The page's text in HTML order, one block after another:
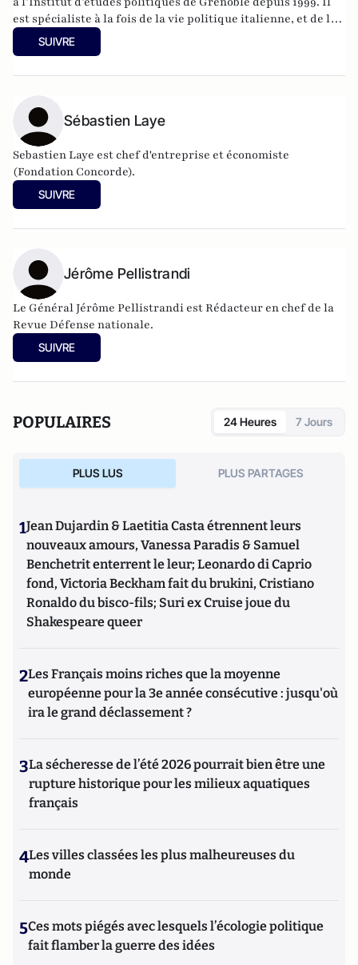
est spécialiste à la fois de la vie politique italienne, et de la
vie politique européenne, en particulier sous l’angle des
partis.
SUIVRE
Sébastien Laye
Sebastien Laye est chef d'entreprise et économiste
(Fondation Concorde).
SUIVRE
Jérôme Pellistrandi
Le Général Jérôme Pellistrandi est Rédacteur en chef de la
Revue Défense nationale.
SUIVRE
POPULAIRES 24 Heures 7 Jours
PLUS LUS PLUS PARTAGES
1Jean Dujardin & Laetitia Casta étrennent leurs
nouveaux amours, Vanessa Paradis & Samuel
Benchetrit enterrent le leur; Leonardo di Caprio
fond, Victoria Beckham fait du brukini, Cristiano
Ronaldo du bisco-fils; Suri ex Cruise joue du
Shakespeare queer
2Les Français moins riches que la moyenne
européenne pour la 3e année consécutive : jusqu'où
ira le grand déclassement ?
3La sécheresse de l’été 2026 pourrait bien être une
rupture historique pour les milieux aquatiques
français
4Les villes classées les plus malheureuses du
monde
5Ces mots piégés avec lesquels l’écologie politique
fait flamber la guerre des idées